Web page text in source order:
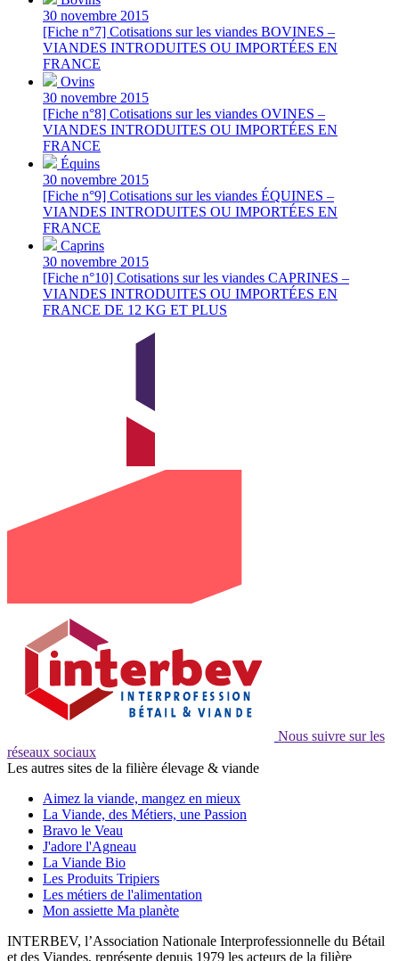
30 novembre 2015
[Fiche n°7] Cotisations sur les viandes BOVINES –
VIANDES INTRODUITES OU IMPORTÉES EN
FRANCE
Ovins
30 novembre 2015
[Fiche n°8] Cotisations sur les viandes OVINES –
VIANDES INTRODUITES OU IMPORTÉES EN
FRANCE
Équins
30 novembre 2015
[Fiche n°9] Cotisations sur les viandes ÉQUINES –
VIANDES INTRODUITES OU IMPORTÉES EN
FRANCE
Caprins
30 novembre 2015
[Fiche n°10] Cotisations sur les viandes CAPRINES –
VIANDES INTRODUITES OU IMPORTÉES EN
FRANCE DE 12 KG ET PLUS
Nous suivre sur les
réseaux sociaux
Les autres sites de la filière élevage & viande
Aimez la viande, mangez en mieux
La Viande, des Métiers, une Passion
Bravo le Veau
J'adore l'Agneau
La Viande Bio
Les Produits Tripiers
Les métiers de l'alimentation
Mon assiette Ma planète
INTERBEV, l’Association Nationale Interprofessionnelle du Bétail
et des Viandes, représente depuis 1979 les acteurs de la filière